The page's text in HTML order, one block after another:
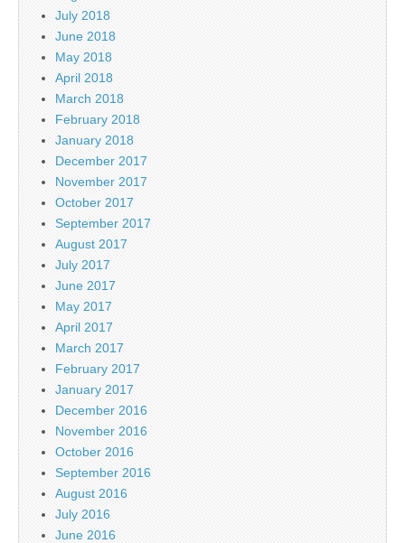
July 2018
June 2018
May 2018
April 2018
March 2018
February 2018
January 2018
December 2017
November 2017
October 2017
September 2017
August 2017
July 2017
June 2017
May 2017
April 2017
March 2017
February 2017
January 2017
December 2016
November 2016
October 2016
September 2016
August 2016
July 2016
June 2016